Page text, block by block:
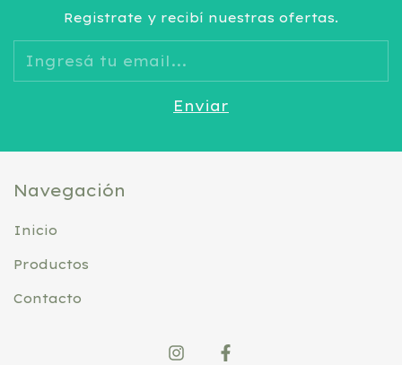
Registrate y recibí nuestras ofertas.
Navegación
Inicio
Productos
Contacto